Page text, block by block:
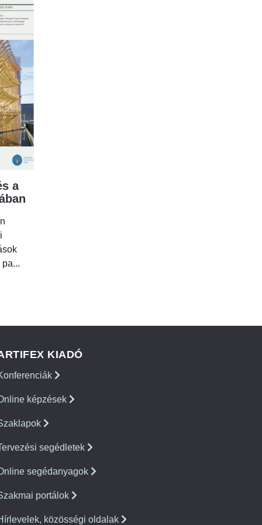
a
KIADÓ
képzések
segédletek
segédanyagok
portálok
közösségi oldalak